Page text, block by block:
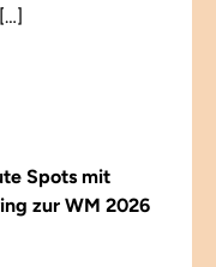
Spots mit
zur WM 2026